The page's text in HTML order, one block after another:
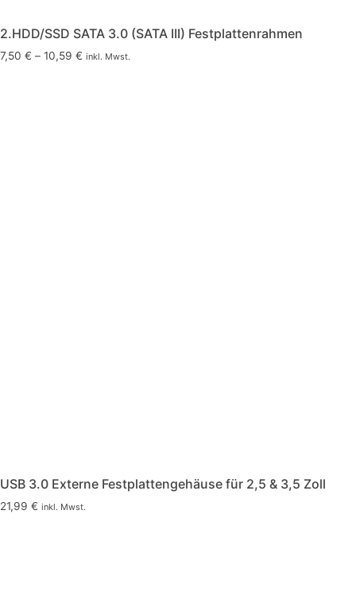
2.HDD/SSD SATA 3.0 (SATA III) Festplattenrahmen
7,50 € – 10,59 € inkl. Mwst.
USB 3.0 Externe Festplattengehäuse für 2,5 & 3,5 Zoll
21,99 € inkl. Mwst.